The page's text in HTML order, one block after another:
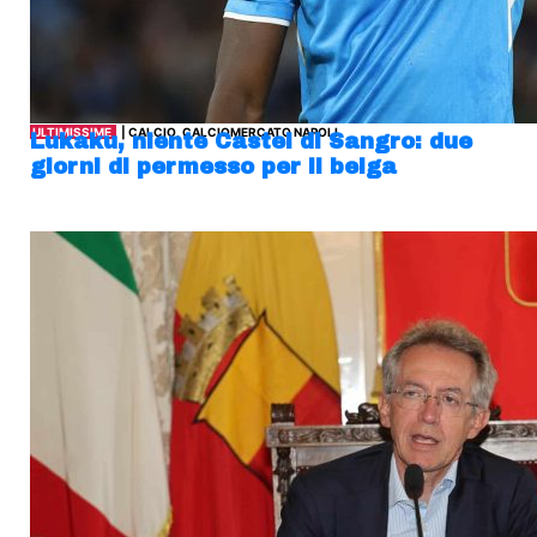
ULTIMISSIME | CALCIO, CALCIOMERCATO NAPOLI
Lukaku, niente Castel di Sangro: due
giorni di permesso per il belga